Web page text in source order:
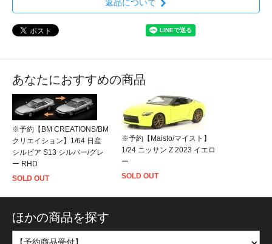
返品について
あなたにおすすめの商品
※予約【BM CREATIONS/BM
クリエイション】1/64 日産
シルビア S13 シルバー/グレ
ー RHD
SOLD OUT
※予約【Maisto/マイスト】
1/24 ニッサン Z 2023 イエロ
ー
SOLD OUT
ほかの商品を探す